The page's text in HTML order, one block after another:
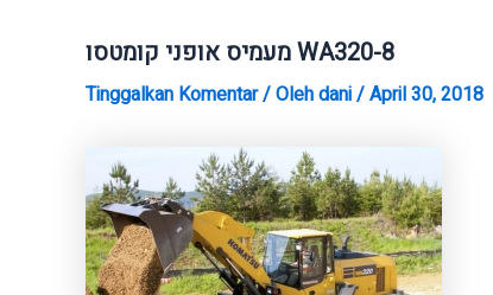
מעמיס אופני קומטסו WA320-8
Tinggalkan Komentar/ Olehdani/April 30, 2018